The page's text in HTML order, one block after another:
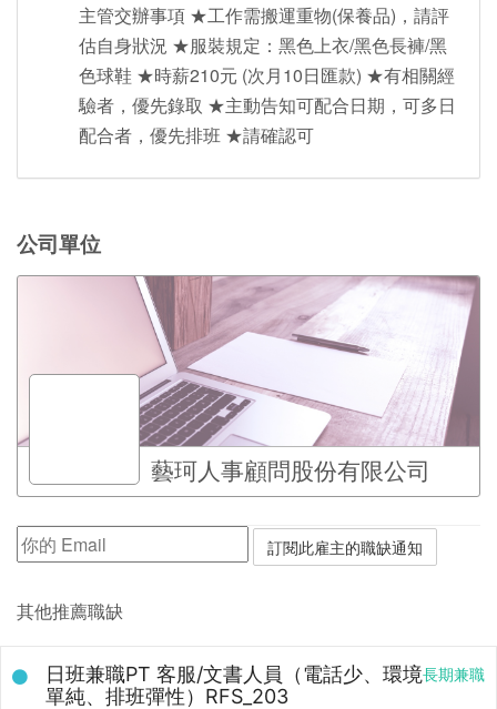
主管交辦事項 ★工作需搬運重物(保養品)，請評
估自身狀況 ★服裝規定：黑色上衣/黑色長褲/黑
色球鞋 ★時薪210元 (次月10日匯款) ★有相關經
驗者，優先錄取 ★主動告知可配合日期，可多日
配合者，優先排班 ★請確認可
公司單位
藝珂人事顧問股份有限公司
其他推薦職缺
長期兼職
日班兼職PT 客服/文書人員（電話少、環境
單純、排班彈性）RFS_203